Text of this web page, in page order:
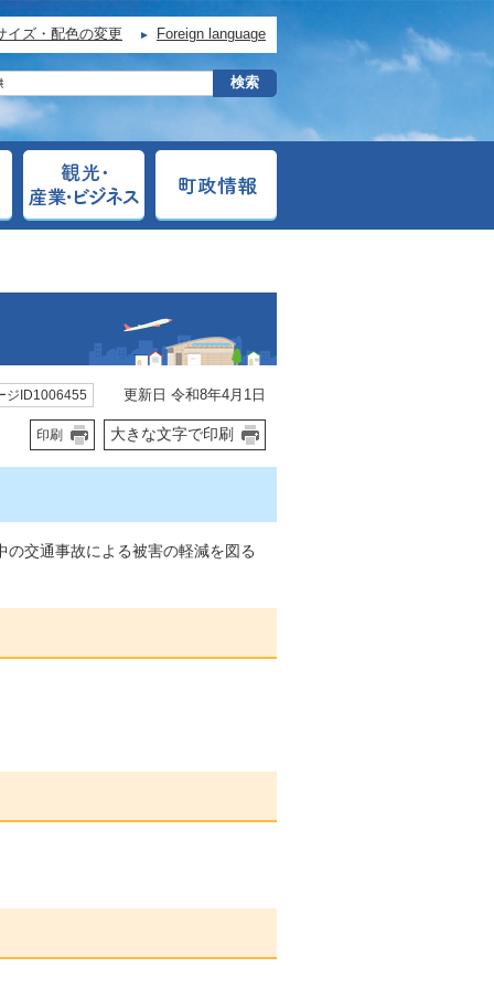
イズ・配色の変更 Foreign language
ジID1006455 更新日 令和8年4月1日
印刷 大きな文字で印刷
交通事故による被害の軽減を図る